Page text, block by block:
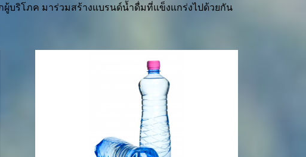
บริโภค มาร่วมสร้างแบรนด์น้ำดื่มที่แข็งแกร่งไปด้วยกัน